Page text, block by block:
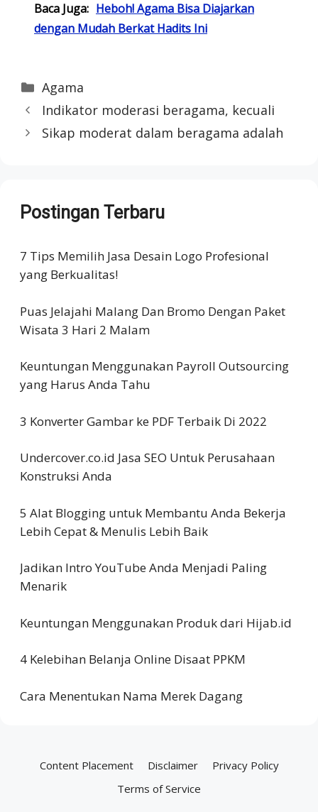
Baca Juga: Heboh! Agama Bisa Diajarkan
dengan Mudah Berkat Hadits Ini
Categories
Agama
Indikator moderasi beragama, kecuali
Sikap moderat dalam beragama adalah
Postingan Terbaru
7 Tips Memilih Jasa Desain Logo Profesional
yang Berkualitas!
Puas Jelajahi Malang Dan Bromo Dengan Paket
Wisata 3 Hari 2 Malam
Keuntungan Menggunakan Payroll Outsourcing
yang Harus Anda Tahu
3 Konverter Gambar ke PDF Terbaik Di 2022
Undercover.co.id Jasa SEO Untuk Perusahaan
Konstruksi Anda
5 Alat Blogging untuk Membantu Anda Bekerja
Lebih Cepat & Menulis Lebih Baik
Jadikan Intro YouTube Anda Menjadi Paling
Menarik
Keuntungan Menggunakan Produk dari Hijab.id
4 Kelebihan Belanja Online Disaat PPKM
Cara Menentukan Nama Merek Dagang
Content Placement Disclaimer
Privacy Policy
Terms of Service